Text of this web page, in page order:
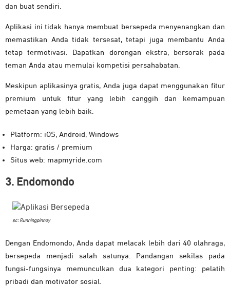
dan buat sendiri.
Aplikasi ini tidak hanya membuat bersepeda menyenangkan dan
memastikan Anda tidak tersesat, tetapi juga membantu Anda
tetap termotivasi. Dapatkan dorongan ekstra, bersorak pada
teman Anda atau memulai kompetisi persahabatan.
Meskipun aplikasinya gratis, Anda juga dapat menggunakan fitur
premium untuk fitur yang lebih canggih dan kemampuan
pemetaan yang lebih baik.
Platform: iOS, Android, Windows
Harga: gratis / premium
Situs web: mapmyride.com
3. Endomondo
sc: Runningpinnoy
Dengan Endomondo, Anda dapat melacak lebih dari 40 olahraga,
bersepeda menjadi salah satunya. Pandangan sekilas pada
fungsi-fungsinya memunculkan dua kategori penting: pelatih
pribadi dan motivator sosial.